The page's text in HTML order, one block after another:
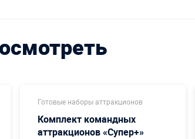
Готовые наборы аттракционов
Комплект командных
аттракционов «Супер+»